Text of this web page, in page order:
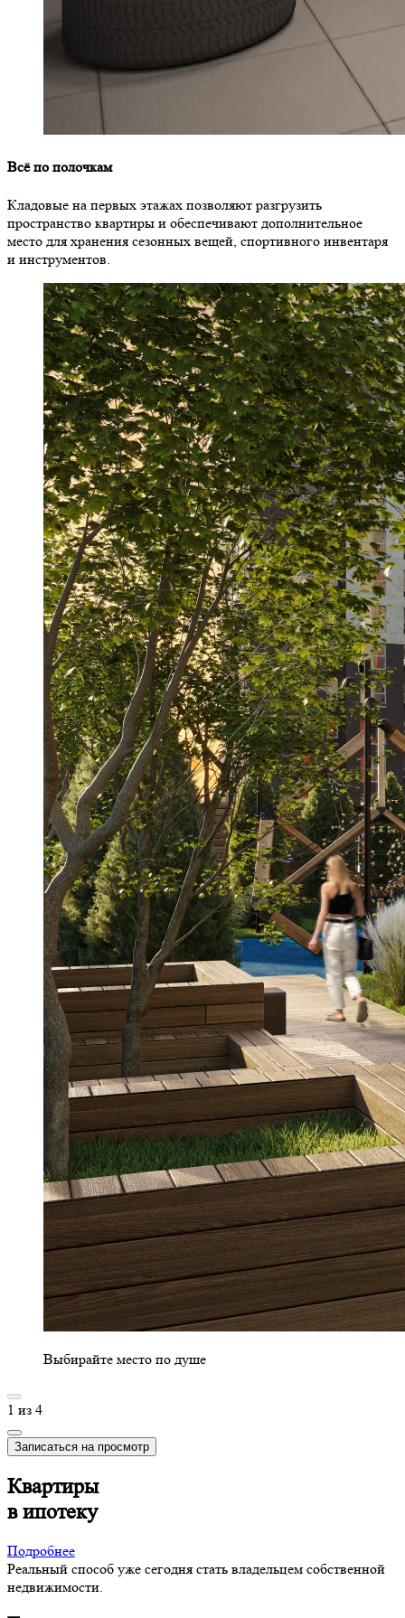
Всё по полочкам
Кладовые на первых этажах позволяют разгрузить
пространство квартиры и обеспечивают дополнительное
место для хранения сезонных вещей, спортивного инвентаря
и инструментов.
Выбирайте место по душе
1 из 4
Записаться на просмотр
Квартиры
в ипотеку
Подробнее
Реальный способ уже сегодня стать владельцем собственной
недвижимости.